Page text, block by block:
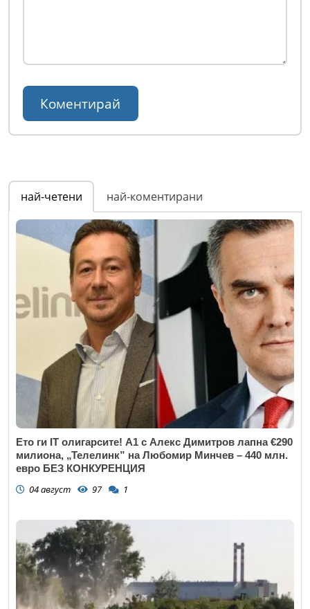
най-четени най-коментирани
Ето ги IT олигарсите! А1 с Алекс Димитров лапна €290
милиона, „Телелинк” на Любомир Минчев – 440 млн.
евро БЕЗ КОНКУРЕНЦИЯ
04 август 97 1